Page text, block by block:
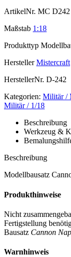
ArtikelNr. MC D242
Maßstab 1:18
Produkttyp
Hersteller Mistercraft
HerstellerNr. D-242
Kategorien: Militär /
Militär / 1/18
Beschreibung
Werkzeug &
Beschreibung
Modellbausatz
Produkthinweise
Nicht
Fertigstellung
Bausatz Cannon
Warnhinweis